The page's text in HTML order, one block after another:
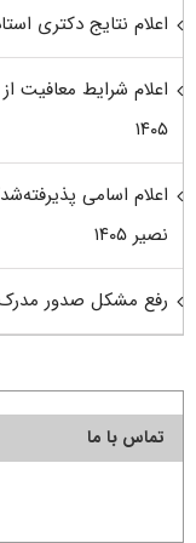
اعلام نتایج دکتری
اعلام شرایط معافیت
۱۴۰۵
اعلام اسامی
نصیر ۱۴۰۵
رفع مشکل صدور مدرک
تماس با ما